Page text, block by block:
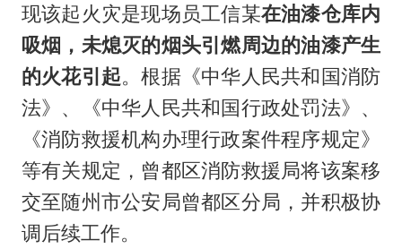
现该起火灾是现场员工信某在油漆仓库内
吸烟，未熄灭的烟头引燃周边的油漆产生
的火花引起。根据《中华人民共和国消防
法》、《中华人民共和国行政处罚法》、
《消防救援机构办理行政案件程序规定》
等有关规定，曾都区消防救援局将该案移
交至随州市公安局曾都区分局，并积极协
调后续工作。